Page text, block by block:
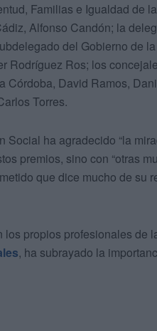
Familias e Igualdad de
Alfonso Candón; la
del Gobierno de
Rodríguez Ros; los
Córdoba, David Ramos,
Torres.
ha agradecido “la
premios, sino con “otras
que dice mucho de su
propios profesionales de
, ha subrayado la